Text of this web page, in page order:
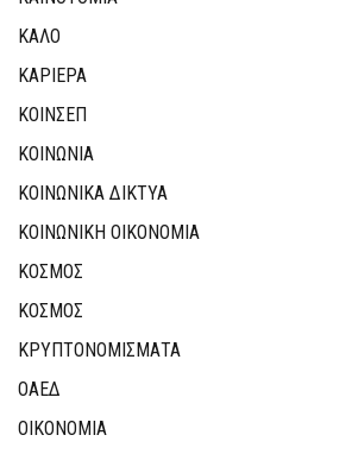
ΚΑΛΟ
ΚΑΡΙΕΡΑ
ΚΟΙΝΣΕΠ
ΚΟΙΝΩΝΙΑ
ΚΟΙΝΩΝΙΚΆ ΔΊΚΤΥΑ
ΚΟΙΝΩΝΙΚΉ ΟΙΚΟΝΟΜΊΑ
ΚΟΣΜΟΣ
ΚΟΣΜΟΣ
ΚΡΥΠΤΟΝΟΜΊΣΜΑΤΑ
ΟΑΕΔ
ΟΙΚΟΝΟΜΙΑ